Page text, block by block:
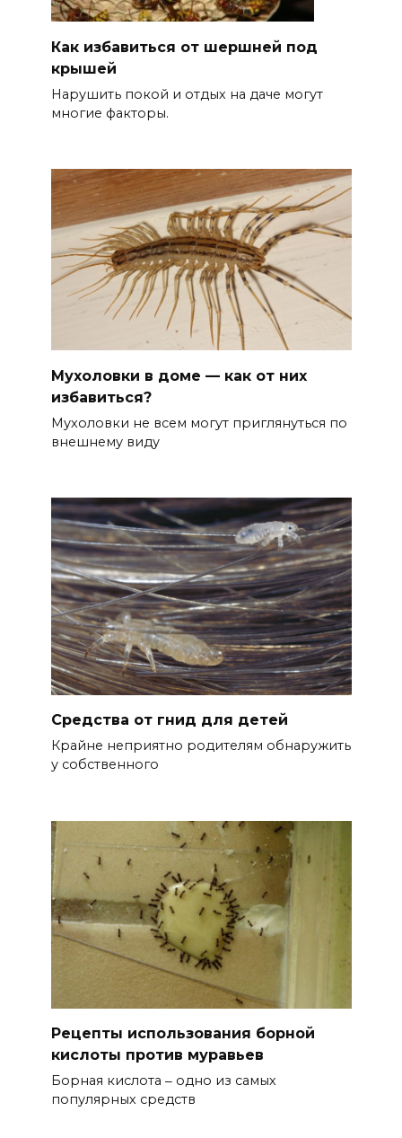
Как избавиться от шершней под
крышей
Нарушить покой и отдых на даче могут
многие факторы.
Мухоловки в доме — как от них
избавиться?
Мухоловки не всем могут приглянуться по
внешнему виду
Средства от гнид для детей
Крайне неприятно родителям обнаружить
у собственного
Рецепты использования борной
кислоты против муравьев
Борная кислота ‒ одно из самых
популярных средств